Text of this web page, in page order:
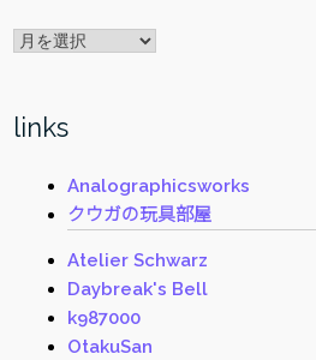
archive
links
Analographicsworks
クウガの玩具部屋
Atelier Schwarz
Daybreak's Bell
k987000
OtakuSan